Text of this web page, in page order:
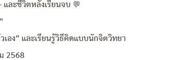
และชีวิตหลังเรียนจบ 💬
อง” และเรียนรู้วิธีคิดแบบนักจิตวิทยา
2568